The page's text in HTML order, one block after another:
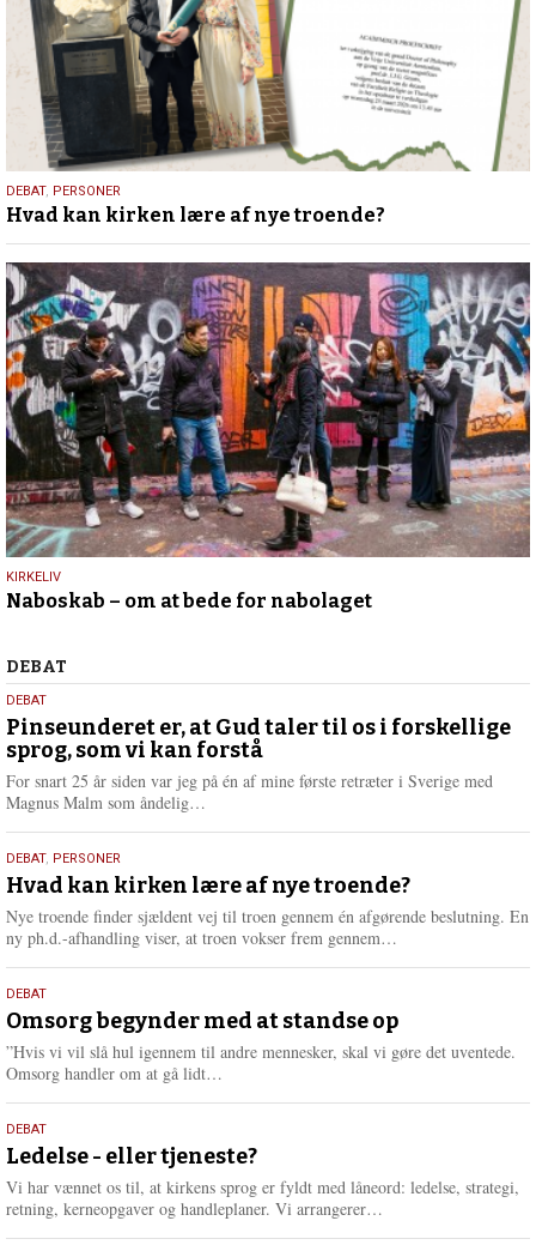
25.
juli
2026
DEBAT, PERSONER
Hvad kan kirken lære af nye troende?
9.
juli
KIRKELIV
Naboskab – om at bede for nabolaget
Debat
DEBAT
5.
august
2026
DEBAT
Pinseunderet er, at Gud taler til os i forskellige
sprog, som vi kan forstå
For snart 25 år siden var jeg på én af mine første retræter i Sverige med
Magnus Malm som åndelig…
e
r
e
25.
juli
2026
DEBAT, PERSONER
Hvad kan kirken lære af nye troende?
Nye troende finder sjældent vej til troen gennem én afgørende beslutning. En
ny ph.d.-afhandling viser, at troen vokser frem gennem…
e
r
e
9.
juli
2026
DEBAT
Omsorg begynder med at standse op
”Hvis vi vil slå hul igennem til andre mennesker, skal vi gøre det uventede.
Omsorg handler om at gå lidt…
e
r
e
10.
juni
2026
DEBAT
Ledelse - eller tjeneste?
Vi har vænnet os til, at kirkens sprog er fyldt med låneord: ledelse, strategi,
retning, kerneopgaver og handleplaner. Vi arrangerer…